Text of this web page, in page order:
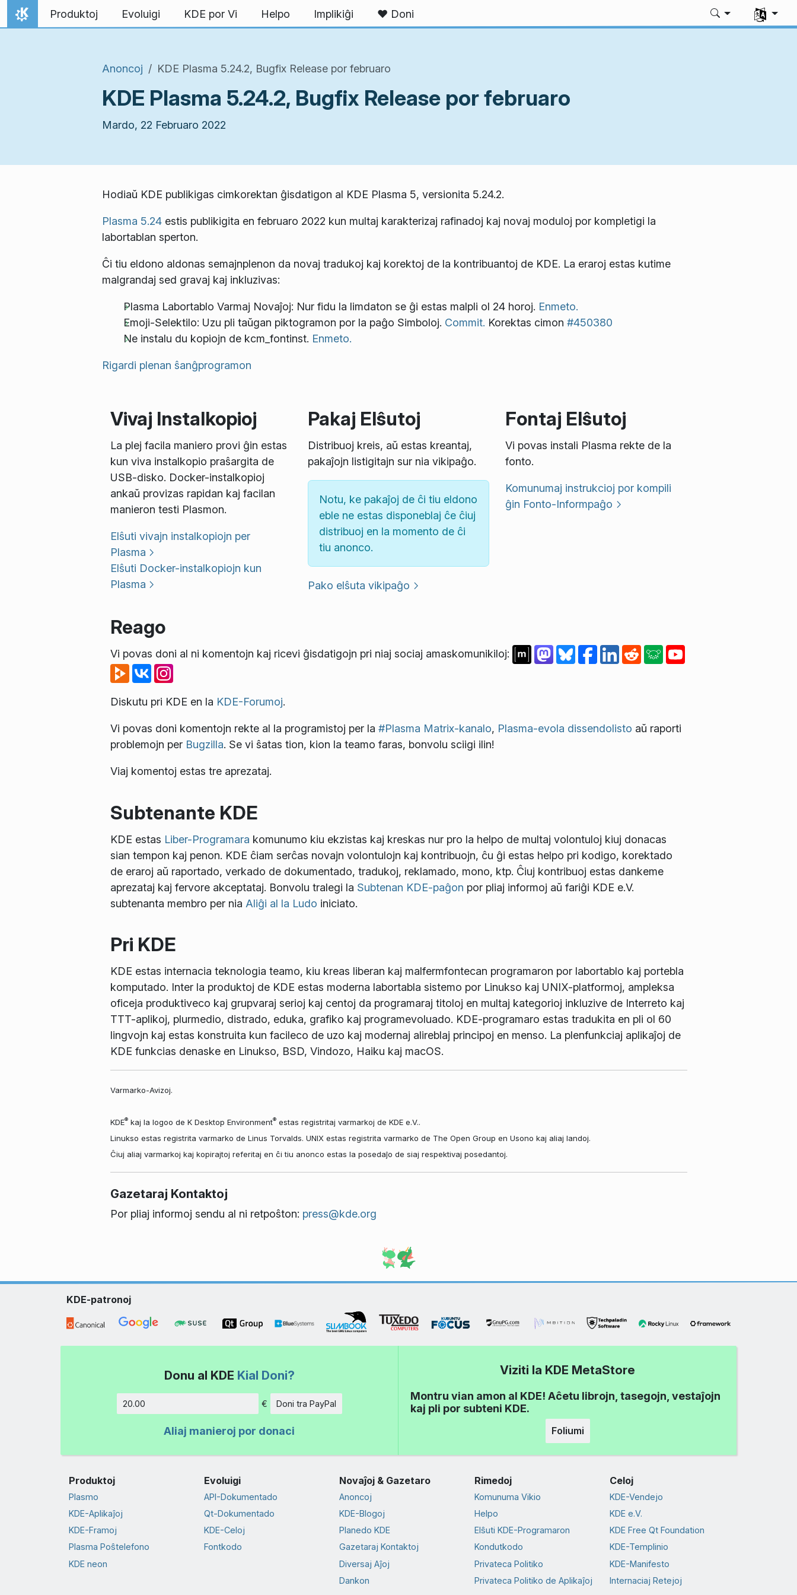
Salti al enhavo
Hejmo
Produktoj Evoluigi KDE por Vi Helpo Implikiĝi ❤ Doni
Elektu
Anoncoj KDE Plasma 5.24.2, Bugfix Release por februaro
KDE Plasma 5.24.2, Bugfix Release por februaro
Mardo, 22 Februaro 2022
Hodiaŭ KDE publikigas cimkorektan ĝisdatigon al KDE Plasma 5, versionita 5.24.2.
Plasma 5.24 estis publikigita en februaro 2022 kun multaj karakterizaj rafinadoj kaj novaj moduloj por kompletigi la
labortablan sperton.
Ĉi tiu eldono aldonas semajnplenon da novaj tradukoj kaj korektoj de la kontribuantoj de KDE. La eraroj estas kutime
malgrandaj sed gravaj kaj inkluzivas:
Plasma Labortablo Varmaj Novaĵoj: Nur fidu la limdaton se ĝi estas malpli ol 24 horoj. Enmeto.
Emoji-Selektilo: Uzu pli taŭgan piktogramon por la paĝo Simboloj. Commit. Korektas cimon #450380
Ne instalu du kopiojn de kcm_fontinst. Enmeto.
Rigardi plenan ŝanĝprogramon
Vivaj Instalkopioj
La plej facila maniero provi ĝin estas
kun viva instalkopio praŝargita de
USB-disko. Docker-instalkopioj
ankaŭ provizas rapidan kaj facilan
manieron testi Plasmon.
Elŝuti vivajn instalkopiojn per
Plasma
Elŝuti Docker-instalkopiojn kun
Plasma
Pakaj Elŝutoj
Distribuoj kreis, aŭ estas kreantaj,
pakaĵojn listigitajn sur nia vikipaĝo.
Notu, ke pakaĵoj de ĉi tiu eldono
eble ne estas disponeblaj ĉe ĉiuj
distribuoj en la momento de ĉi
tiu anonco.
Pako elŝuta vikipaĝo
Fontaj Elŝutoj
Vi povas instali Plasma rekte de la
fonto.
Komunumaj instrukcioj por kompili
ĝin Fonto-Informpaĝo
Reago
Vi povas doni al ni komentojn kaj ricevi ĝisdatigojn pri niaj sociaj amaskomunikiloj:
Diskutu pri KDE en la KDE-Forumoj.
Vi povas doni komentojn rekte al la programistoj per la #Plasma Matrix-kanalo, Plasma-evola dissendolisto aŭ raporti
problemojn per Bugzilla. Se vi ŝatas tion, kion la teamo faras, bonvolu sciigi ilin!
Viaj komentoj estas tre aprezataj.
Subtenante KDE
KDE estas Liber-Programara komunumo kiu ekzistas kaj kreskas nur pro la helpo de multaj volontuloj kiuj donacas
sian tempon kaj penon. KDE ĉiam serĉas novajn volontulojn kaj kontribuojn, ĉu ĝi estas helpo pri kodigo, korektado
de eraroj aŭ raportado, verkado de dokumentado, tradukoj, reklamado, mono, ktp. Ĉiuj kontribuoj estas dankeme
aprezataj kaj fervore akceptataj. Bonvolu tralegi la Subtenan KDE-paĝon por pliaj informoj aŭ fariĝi KDE e.V.
subtenanta membro per nia Aliĝi al la Ludo iniciato.
Pri KDE
KDE estas internacia teknologia teamo, kiu kreas liberan kaj malfermfontecan programaron por labortablo kaj portebla
komputado. Inter la produktoj de KDE estas moderna labortabla sistemo por Linukso kaj UNIX-platformoj, ampleksa
oficeja produktiveco kaj grupvaraj serioj kaj centoj da programaraj titoloj en multaj kategorioj inkluzive de Interreto kaj
TTT-aplikoj, plurmedio, distrado, eduka, grafiko kaj programevoluado. KDE-programaro estas tradukita en pli ol 60
lingvojn kaj estas konstruita kun facileco de uzo kaj modernaj alireblaj principoj en menso. La plenfunkciaj aplikaĵoj de
KDE funkcias denaske en Linukso, BSD, Vindozo, Haiku kaj macOS.
Varmarko-Avizoj.
KDE®kaj la logoo de K Desktop Environment®estas registritaj varmarkoj de KDE e.V..
Linukso estas registrita varmarko de Linus Torvalds. UNIX estas registrita varmarko de The Open Group en Usono kaj aliaj landoj.
Ĉiuj aliaj varmarkoj kaj kopirajtoj referitaj en ĉi tiu anonco estas la posedaĵo de siaj respektivaj posedantoj.
Gazetaraj Kontaktoj
Por pliaj informoj sendu al ni retpoŝton: press@kde.org
KDE-patronoj
Donu al KDE Kial Doni?
€ Doni tra PayPal
Aliaj manieroj por donaci
Viziti la KDE MetaStore
Montru vian amon al KDE! Aĉetu librojn, tasegojn, vestaĵojn
kaj pli por subteni KDE.
Foliumi
Produktoj
Plasmo
KDE-Aplikaĵoj
KDE-Framoj
Plasma Poŝtelefono
KDE neon
Evoluigi
API-Dokumentado
Qt-Dokumentado
KDE-Celoj
Fontkodo
Novaĵoj & Gazetaro
Anoncoj
KDE-Blogoj
Planedo KDE
Gazetaraj Kontaktoj
Diversaj Aĵoj
Dankon
Rimedoj
Komunuma Vikio
Helpo
Elŝuti KDE-Programaron
Kondutkodo
Privateca Politiko
Privateca Politiko de Aplikaĵoj
Celoj
KDE-Vendejo
KDE e.V.
KDE Free Qt Foundation
KDE-Templinio
KDE-Manifesto
Internaciaj Retejoj